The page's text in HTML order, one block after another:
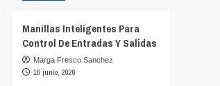
Manillas Inteligentes Para
Control De Entradas Y Salidas
Marga Fresco Sanchez
16 junio, 2026